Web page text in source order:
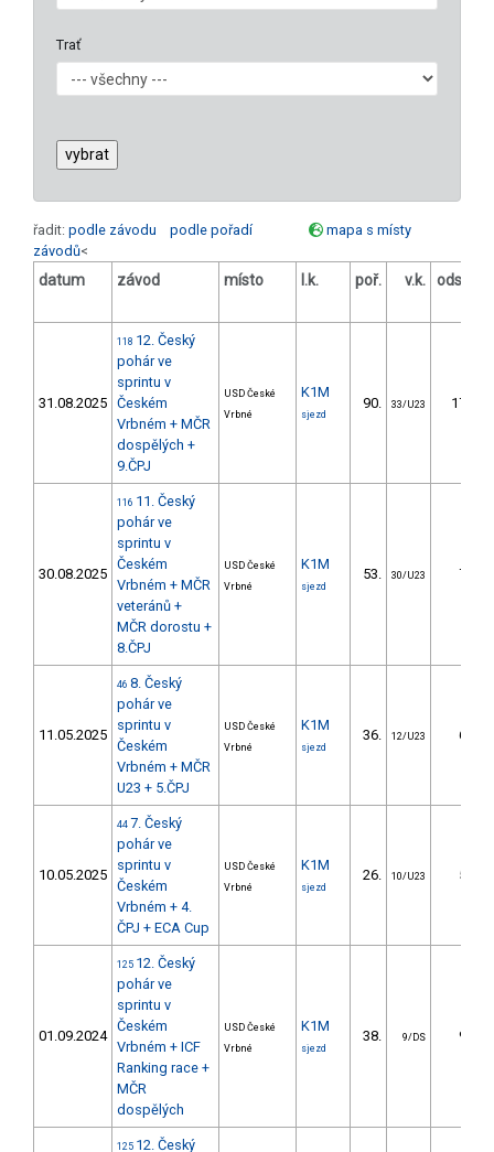
Trať
řadit: podle závodu podle pořadí
mapa s místy
závodů<
datum závod místo l.k. poř. v.k.
odstup
31.08.2025
118 12. Český
pohár ve
sprintu v
Českém
Vrbném + MČR
dospělých +
9.ČPJ
USD České
Vrbné
K1M
sjezd
90. 33/U23 17.04
30.08.2025
116 11. Český
pohár ve
sprintu v
Českém
Vrbném + MČR
veteránů +
MČR dorostu +
8.ČPJ
USD České
Vrbné
K1M
sjezd
53. 30/U23 7.48
11.05.2025
46 8. Český
pohár ve
sprintu v
Českém
Vrbném + MČR
U23 + 5.ČPJ
USD České
Vrbné
K1M
sjezd
36. 12/U23 6.80
10.05.2025
44 7. Český
pohár ve
sprintu v
Českém
Vrbném + 4.
ČPJ + ECA Cup
USD České
Vrbné
K1M
sjezd
26. 10/U23 5.92
01.09.2024
125 12. Český
pohár ve
sprintu v
Českém
Vrbném + ICF
Ranking race +
MČR
dospělých
USD České
Vrbné
K1M
sjezd
38. 9/DS 9.50
125 12. Český